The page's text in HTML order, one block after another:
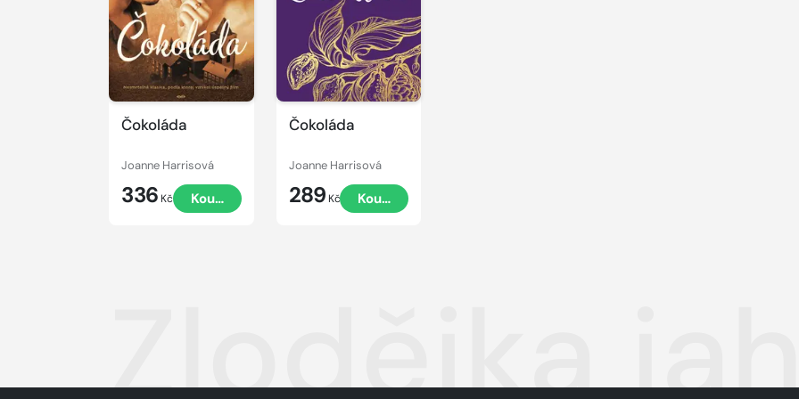
Čokoláda
Joanne Harrisová
336 Kč Koupit
Čokoláda
Joanne Harrisová
289 Kč Koupit
Zlodějka